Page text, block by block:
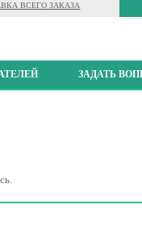
ВСЕГО ЗАКАЗА
ЗАДАТЬ